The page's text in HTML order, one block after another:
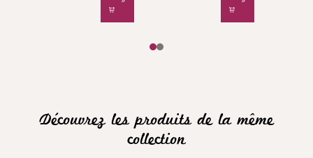
Découvrez les produits de la même
collection